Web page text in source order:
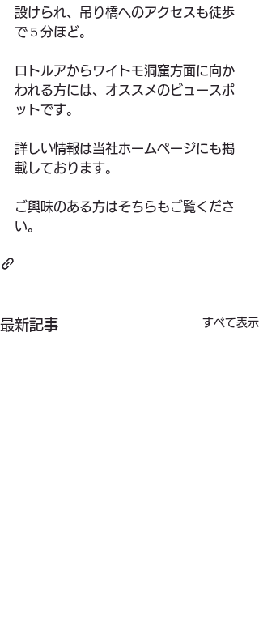
設けられ、吊り橋へのアクセスも徒歩
で５分ほど。
ロトルアからワイトモ洞窟方面に向か
われる方には、オススメのビュースポ
ットです。
詳しい情報は当社ホームページにも掲
載しております。
ご興味のある方はそちらもご覧くださ
い。
最新記事 すべて表示